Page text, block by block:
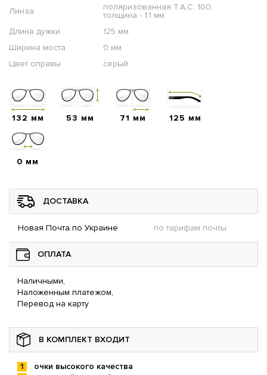
Линза
поляризованная T.A.C. 100,
толщина - 1,1 мм.
Длина дужки
125 мм
Ширина моста
0 мм
Цвет оправы
серый
132 мм 53 мм 71 мм 125 мм
0 мм
ДОСТАВКА
Новая Почта по Украине по тарифам почты
ОПЛАТА
Наличными,
Наложенным платежом,
Перевод на карту
В КОМПЛЕКТ ВХОДИТ
очки высокого качества